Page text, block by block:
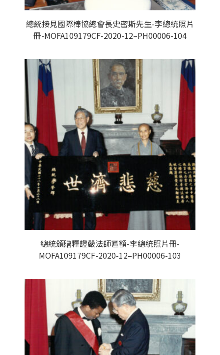
總統接見國際棒協總會長史密斯先生-李總統照片
冊-MOFA109179CF-2020-12–PH00006-104
總統頒贈釋證嚴法師匾額-李總統照片冊-
MOFA109179CF-2020-12–PH00006-103